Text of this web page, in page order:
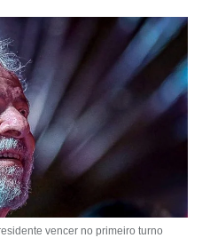
vencer no primeiro turno